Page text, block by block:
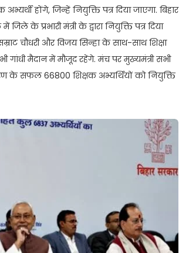
होंगे, जिन्हें नियुक्ति पत्र दिया जाएगा. बिहार
प्रभारी मंत्री के द्वारा नियुक्ति पत्र दिया
चौधरी और विजय सिन्हा के साथ-साथ शिक्षा
गांधी मैदान में मौजूद रहेंगे. मंच पर मुख्यमंत्री सभी
के सफल 66800 शिक्षक अभ्यर्थियों को नियुक्ति